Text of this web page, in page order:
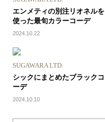
エンメティの別注リオネルを
使った最旬カラーコーデ
2024.10.22
SUGAWARA LTD.
シックにまとめたブラックコ
ーデ
2024.10.10